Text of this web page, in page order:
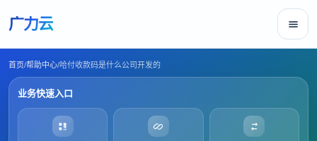
广力云
首页/帮助中心/哈付收款码是什么公司开发的
业务快速入口